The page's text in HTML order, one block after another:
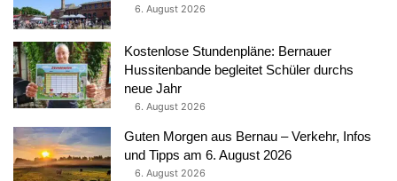
6. August 2026
Kostenlose Stundenpläne: Bernauer
Hussitenbande begleitet Schüler durchs
neue Jahr
6. August 2026
Guten Morgen aus Bernau – Verkehr, Infos
und Tipps am 6. August 2026
6. August 2026